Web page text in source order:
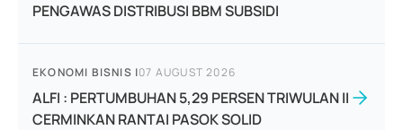
PENGAWAS DISTRIBUSI BBM SUBSIDI
EKONOMI BISNIS |07 AUGUST 2026
ALFI : PERTUMBUHAN 5,29 PERSEN TRIWULAN II
CERMINKAN RANTAI PASOK SOLID